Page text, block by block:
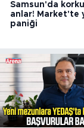
Samsun'da
anlar! Market'te
paniği